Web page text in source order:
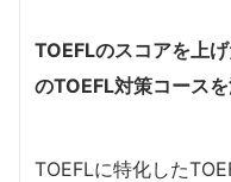
TOEFLのスコアを上
のTOEFL対策コースを
TOEFLに特化した